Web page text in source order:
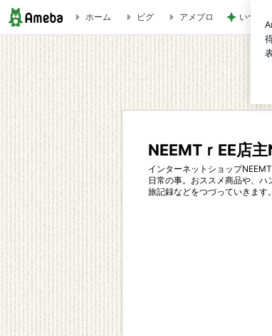
テレビ | NEEMTｒEE店主Nanaのブログ＊エスニッ
ホーム ピグ アメブロ いつ買
NEEMTｒEE店
インターネットショップ
日常の事。おススメ商品や、ハ
旅記録などをつづっていきます。